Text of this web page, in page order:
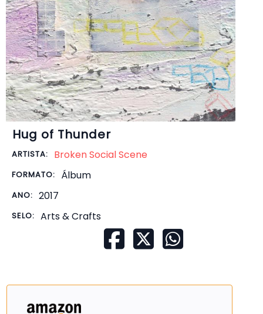
Hug of Thunder
ARTISTA: Broken Social Scene
FORMATO: Álbum
ANO: 2017
SELO: Arts & Crafts